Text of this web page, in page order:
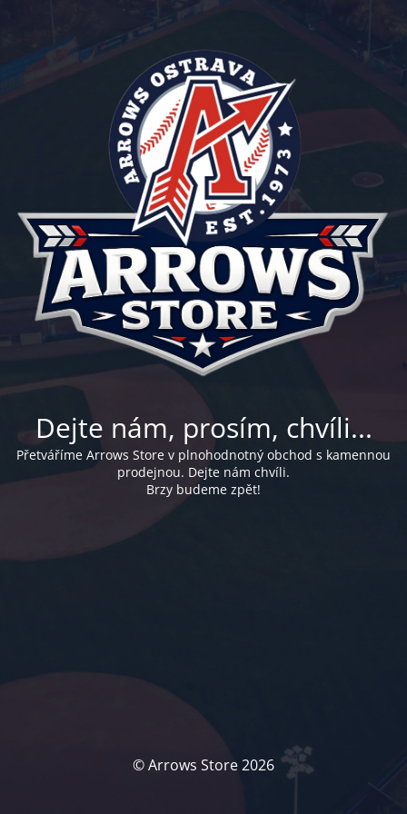
Dejte nám, prosím, chvíli...
Přetváříme Arrows Store v plnohodnotný obchod s kamennou
prodejnou. Dejte nám chvíli.
Brzy budeme zpět!
© Arrows Store 2026